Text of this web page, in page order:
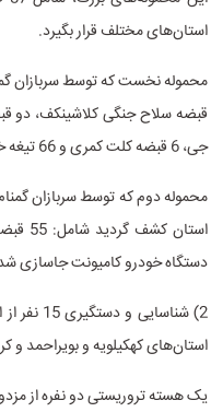
استان‌های مختلف قرار بگیرد.
جی، 6 قبضه کلت کمری و 66 تیغه خشاب به همراه مهمات مربوطه می‌باشد.
محموله دوم که توسط سربازان
دستگاه خودرو کامیونت جاسازی
2)
استان‌های کهکیلویه و بویراحمد و کردستان
یک هسته تروریستی دو نفره از